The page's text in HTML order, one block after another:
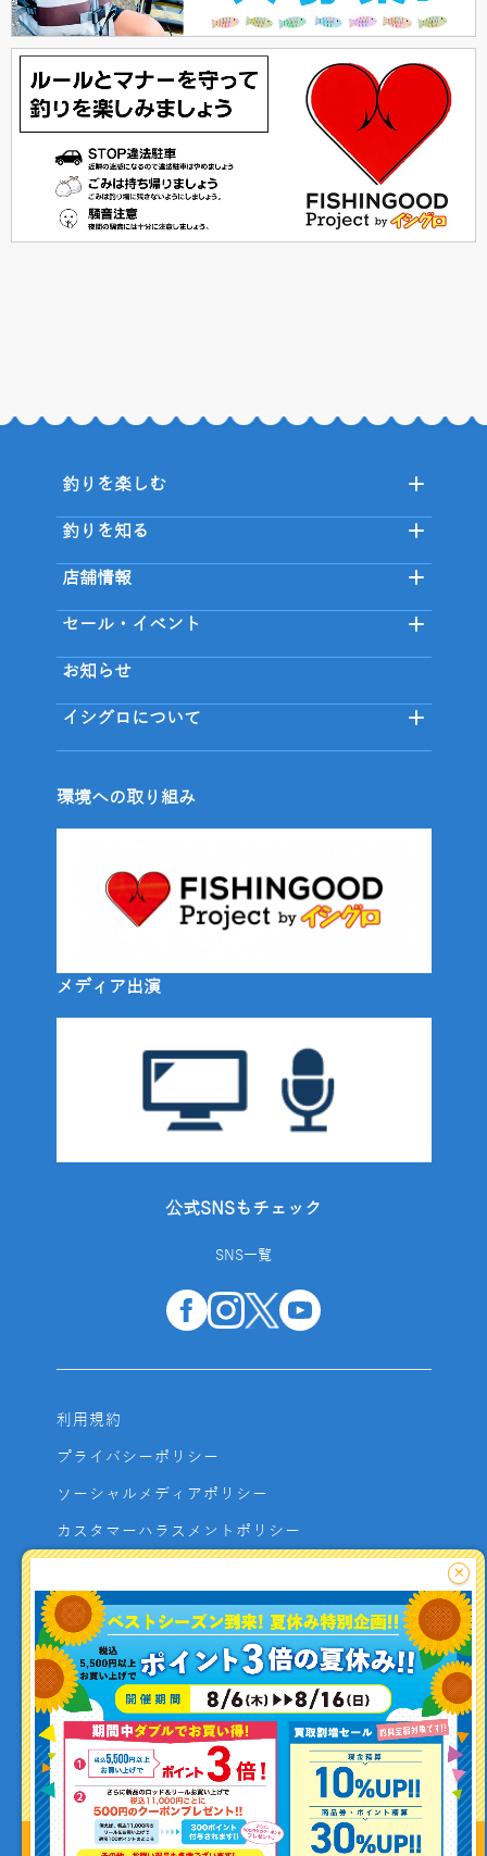
釣り情報を
投稿する
釣りを楽しむ
釣りを知る
店舗情報
セール・イベント
お知らせ
イシグロについて
環境への取り組み
メディア出演
公式SNSもチェック
SNS一覧
利用規約
プライバシーポリシー
ソーシャルメディアポリシー
カスタマーハラスメントポリシー
よくあるご質問
お問い合わせ
利用者資金の保全方法
Copyright (C) ISHIGURO co.,ltd All Rights Reserved.
×